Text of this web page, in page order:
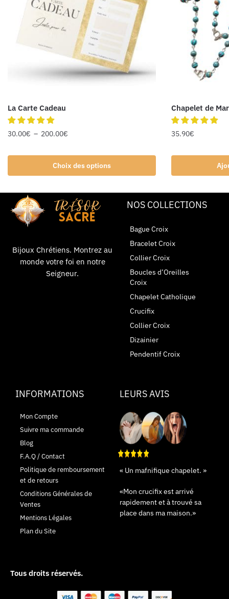
La Carte Cadeau
30.00€ – 200.00€
Choix des options
Chapelet de
35.90€
Bijoux Chrétiens. Montrez au
monde votre foi en notre
Seigneur.
NOS COLLECTIONS
Bague Croix
Bracelet Croix
Collier Croix
Boucles d’Oreilles
Croix
Chapelet Catholique
Crucifix
Collier Croix
Dizainier
Pendentif Croix
INFORMATIONS
Mon Compte
Suivre ma commande
Blog
F.A.Q / Contact
Politique de remboursement
et de retours
Conditions Générales de
Ventes
Mentions Légales
Plan du Site
LEURS AVIS
« Un mafnifique chapelet. »
«Mon crucifix est arrivé
rapidement et à trouvé sa
place dans ma maison.»
Tous droits réservés.